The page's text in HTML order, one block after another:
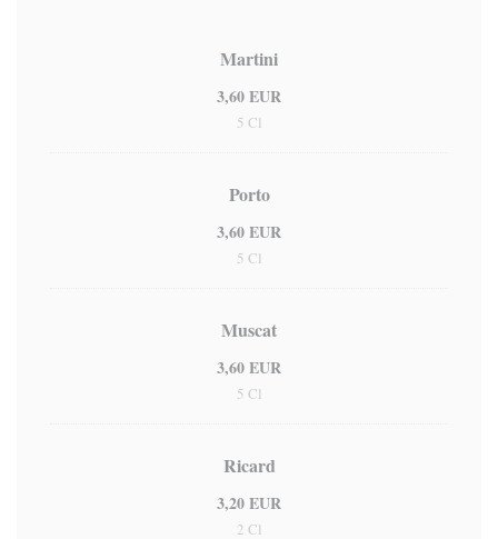
Martini
3,60 EUR
5 Cl
Porto
3,60 EUR
5 Cl
Muscat
3,60 EUR
5 Cl
Ricard
3,20 EUR
2 Cl